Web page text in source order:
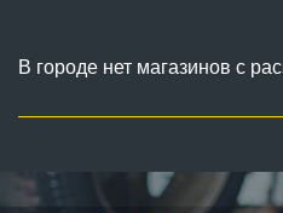
В городе нет магазинов с